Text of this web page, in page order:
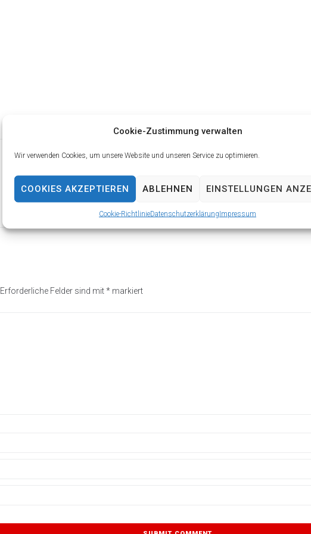
Cookie-Zustimmung verwalten
Wir verwenden Cookies, um unsere Website und unseren Service zu optimieren.
COOKIES AKZEPTIEREN ABLEHNEN EINSTELLUNGEN
Cookie-RichtlinieDatenschutzerklärungImpressum
Erforderliche Felder sind mit* markiert